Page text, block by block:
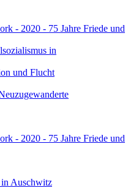
- 2020 - 75 Jahre Friede und
in
und Flucht
- 2020 - 75 Jahre Friede und
in Auschwitz